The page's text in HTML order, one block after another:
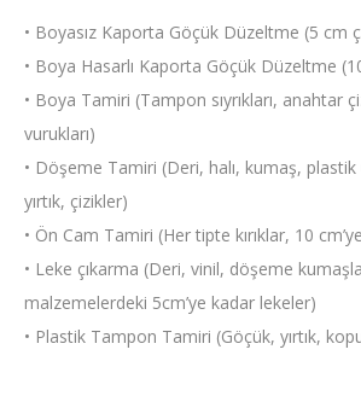
• Boyasız Kaporta Göçük Düzeltme (5 cm
• Boya Hasarlı Kaporta Göçük Düzeltme
• Boya Tamiri (Tampon sıyrıkları, anahtar
vurukları)
• Döşeme Tamiri (Deri, halı, kumaş, plastik
yırtık, çizikler)
• Ön Cam Tamiri (Her tipte kırıklar, 10
• Leke çıkarma (Deri, vinil, döşeme
malzemelerdeki 5cm’ye kadar lekeler)
• Plastik Tampon Tamiri (Göçük, yırtık,